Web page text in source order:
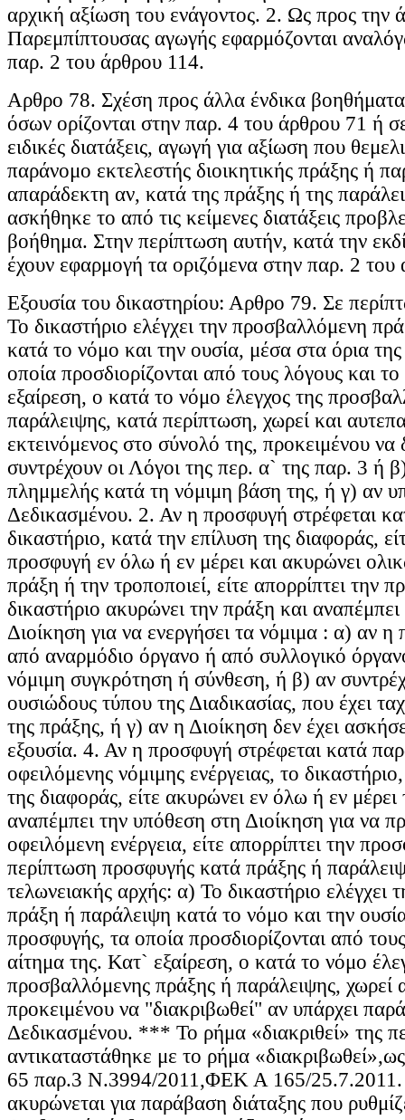
αρχική αξίωση του ενάγοντος. 2. Ως προς την
Παρεμπίπτουσας αγωγής εφαρμόζονται
παρ. 2 του άρθρου 114.
Αρθρο 78. Σχέση προς άλλα ένδικα
όσων ορίζονται στην παρ. 4 του άρθρου 71 ή
ειδικές διατάξεις, αγωγή για αξίωση που
παράνομο εκτελεστής διοικητικής πράξης ή
απαράδεκτη αν, κατά της πράξης ή της
ασκήθηκε το από τις κείμενες διατάξεις
βοήθημα. Στην περίπτωση αυτήν, κατά την
έχουν εφαρμογή τα οριζόμενα στην παρ. 2
Εξουσία του δικαστηρίου: Αρθρο 79. Σε
Το δικαστήριο ελέγχει την προσβαλλόμενη
κατά το νόμο και την ουσία, μέσα στα όρια
οποία προσδιορίζονται από τους λόγους και
εξαίρεση, ο κατά το νόμο έλεγχος της
παράλειψης, κατά περίπτωση, χωρεί και
εκτεινόμενος στο σύνολό της, προκειμένου να
συντρέχουν οι Λόγοι της περ. α` της παρ. 3 ή
πλημμελής κατά τη νόμιμη βάση της, ή γ) αν
Δεδικασμένου. 2. Αν η προσφυγή στρέφεται
δικαστήριο, κατά την επίλυση της διαφοράς,
προσφυγή εν όλω ή εν μέρει και ακυρώνει
πράξη ή την τροποποιεί, είτε απορρίπτει την
δικαστήριο ακυρώνει την πράξη και
Διοίκηση για να ενεργήσει τα νόμιμα : α) αν η
από αναρμόδιο όργανο ή από συλλογικό
νόμιμη συγκρότηση ή σύνθεση, ή β) αν
ουσιώδους τύπου της Διαδικασίας, που έχει
της πράξης, ή γ) αν η Διοίκηση δεν έχει
εξουσία. 4. Αν η προσφυγή στρέφεται κατά
οφειλόμενης νόμιμης ενέργειας, το
της διαφοράς, είτε ακυρώνει εν όλω ή εν
αναπέμπει την υπόθεση στη Διοίκηση για να
οφειλόμενη ενέργεια, είτε απορρίπτει την
περίπτωση προσφυγής κατά πράξης ή
τελωνειακής αρχής: α) Το δικαστήριο ελέγχει
πράξη ή παράλειψη κατά το νόμο και την
προσφυγής, τα οποία προσδιορίζονται από
αίτημα της. Κατ` εξαίρεση, ο κατά το νόμο
προσβαλλόμενης πράξης ή παράλειψης, χωρεί
προκειμένου να "διακριβωθεί" αν υπάρχει
Δεδικασμένου. *** Το ρήμα «διακριθεί» της
αντικαταστάθηκε με το ρήμα
65 παρ.3 Ν.3994/2011,ΦΕΚ Α 165/
ακυρώνεται για παράβαση διάταξης που